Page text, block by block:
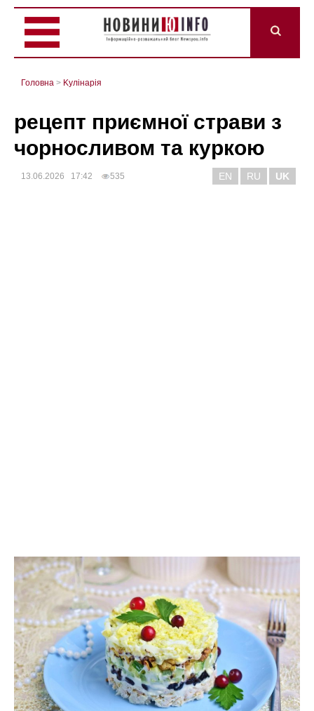
Головна > Kулінарія
рецепт приємної страви з
чорносливом та куркою
13.06.2026 17:42 535 EN RU UK